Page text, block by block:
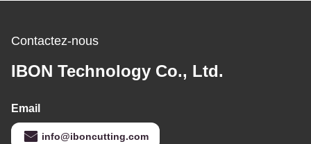
Contactez-nous
IBON Technology Co., Ltd.
Email
info@iboncutting.com